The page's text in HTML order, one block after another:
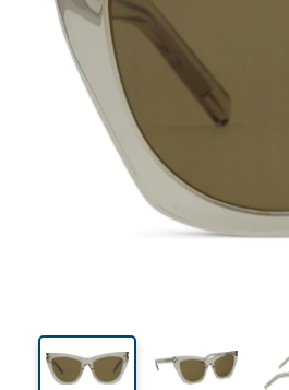
44 mm
Înălțime lentilă